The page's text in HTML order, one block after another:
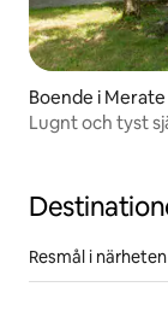
Boende i Merate
Lugnt och tyst
Resmål i närheten